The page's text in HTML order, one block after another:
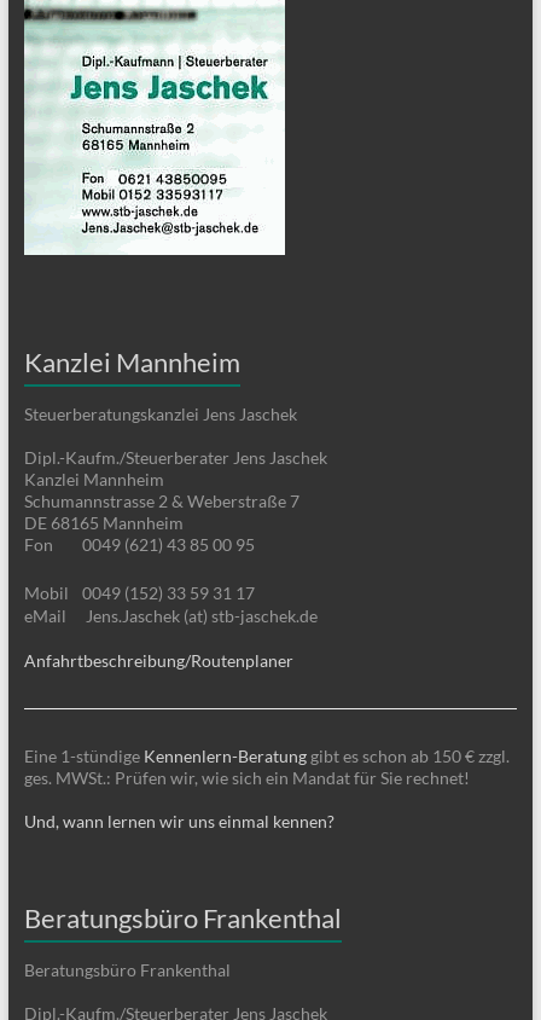
Kanzlei Mannheim
Steuerberatungskanzlei Jens Jaschek
Dipl.-Kaufm./Steuerberater Jens Jaschek
Kanzlei Mannheim
Schumannstrasse 2 & Weberstraße 7
DE 68165 Mannheim
Fon
0049 (621) 43 85 00 95
Mobil
0049 (152) 33 59 31 17
eMail
Jens.Jaschek (at) stb-jaschek.de
Anfahrtbeschreibung/Routenplaner
Eine 1-stündige Kennenlern-Beratunggibt es schon ab 150 € zzgl.
ges. MWSt.: Prüfen wir, wie sich ein Mandat für Sie rechnet!
Und, wann lernen wir uns einmal kennen?
Beratungsbüro Frankenthal
Beratungsbüro Frankenthal
Dipl.-Kaufm./Steuerberater Jens Jaschek